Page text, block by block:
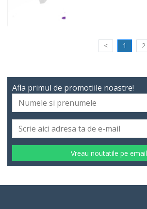
< 1 2
Afla primul de promotiile noastre!
Vreau noutatile pe email